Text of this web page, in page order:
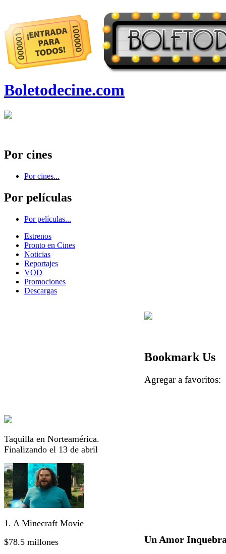
Boletodecine.com
Por cines
Por cines...
Por películas
Por películas...
Estrenos
Pronto en Cines
Noticias
Reportajes
VOD
Promociones
Descargas
Taquilla en Norteamérica.
Finalizando el 13 de abril
1. A Minecraft Movie
$78.5 millones
Bookmark Us
Agregar a
Un Amor